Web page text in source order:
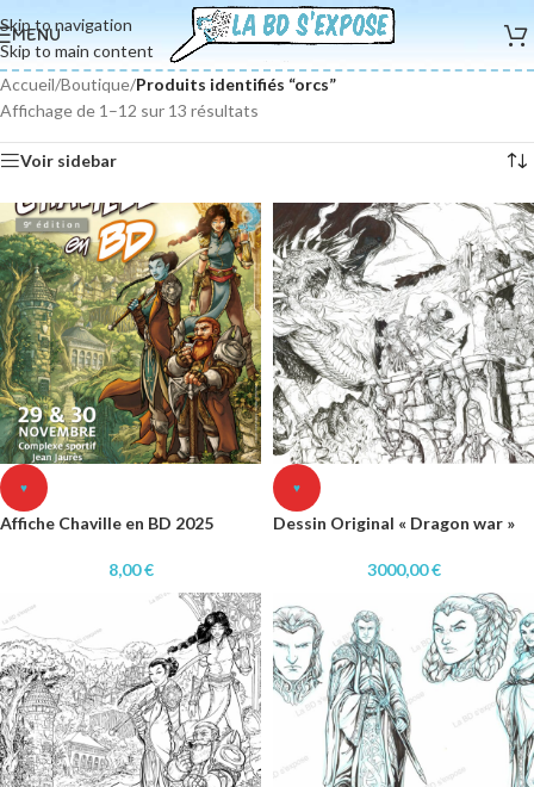
Skip to navigation
Skip to main content
MENU
Accueil/Boutique/Produits identifiés “orcs”
Affichage de 1–12 sur 13 résultats
Voir sidebar
♥
Affiche Chaville en BD 2025
8,00€
♥
Dessin Original « Dragon war »
3000,00€